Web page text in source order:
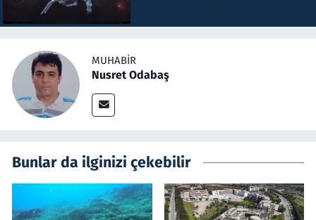
MUHABIR
Nusret Odabaş
Bunlar da ilginizi çekebilir